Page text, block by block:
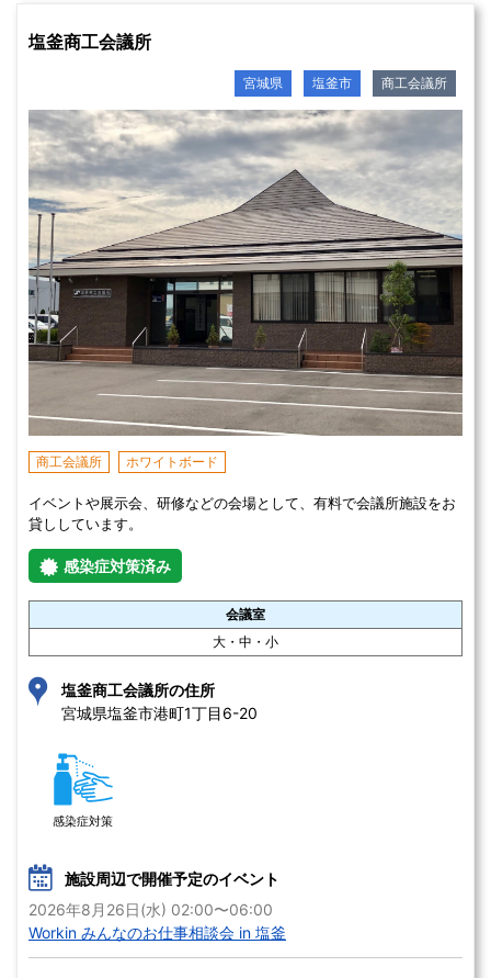
塩釜商工会議所
宮城県 塩釜市 商工会議所
商工会議所 ホワイトボード
イベントや展示会、研修などの会場として、有料で会議所施設をお
貸ししています。
感染症対策済み
会議室
大・中・小
塩釜商工会議所の住所
宮城県塩釜市港町1丁目6-20
感染症対策
施設周辺で開催予定のイベント
2026年8月26日(水) 02:00〜06:00
Workin みんなのお仕事相談会 in 塩釜